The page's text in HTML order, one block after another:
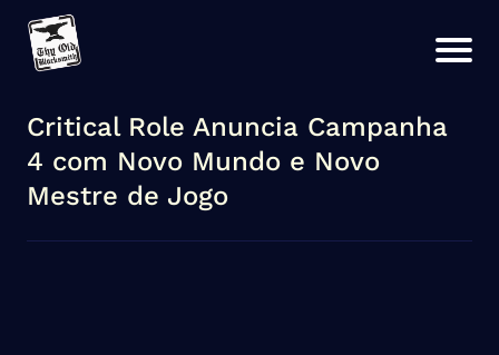
Critical Role Anuncia Campanha
4 com Novo Mundo e Novo
Mestre de Jogo